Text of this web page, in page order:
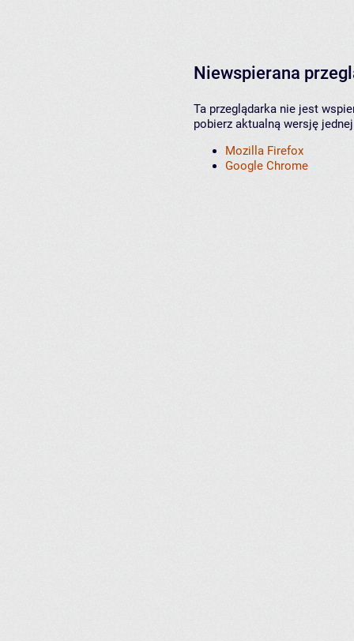
Niewspierana
Ta przeglądarka nie jest
pobierz aktualną wersję
Mozilla Firefox
Google Chrome